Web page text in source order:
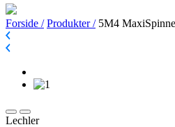
Forside / Produkter / 5M4
Lechler